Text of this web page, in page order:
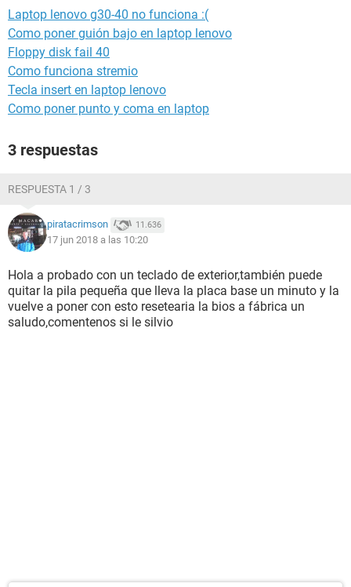
Laptop lenovo g30-40 no funciona :(
Como poner guión bajo en laptop lenovo
Floppy disk fail 40
Como funciona stremio
Tecla insert en laptop lenovo
Como poner punto y coma en laptop
3 respuestas
RESPUESTA 1 / 3
piratacrimson 11.636
17 jun 2018 a las 10:20
Hola a probado con un teclado de exterior,también puede
quitar la pila pequeña que lleva la placa base un minuto y la
vuelve a poner con esto resetearia la bios a fábrica un
saludo,comentenos si le silvio